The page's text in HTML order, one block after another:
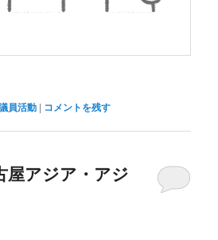
員活動 | コメントを残す
屋アジア・アジ